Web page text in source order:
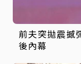
前夫突拋震撼
後內幕